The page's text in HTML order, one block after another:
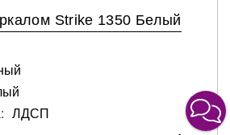
Strike 1350 Белый
ЛДСП